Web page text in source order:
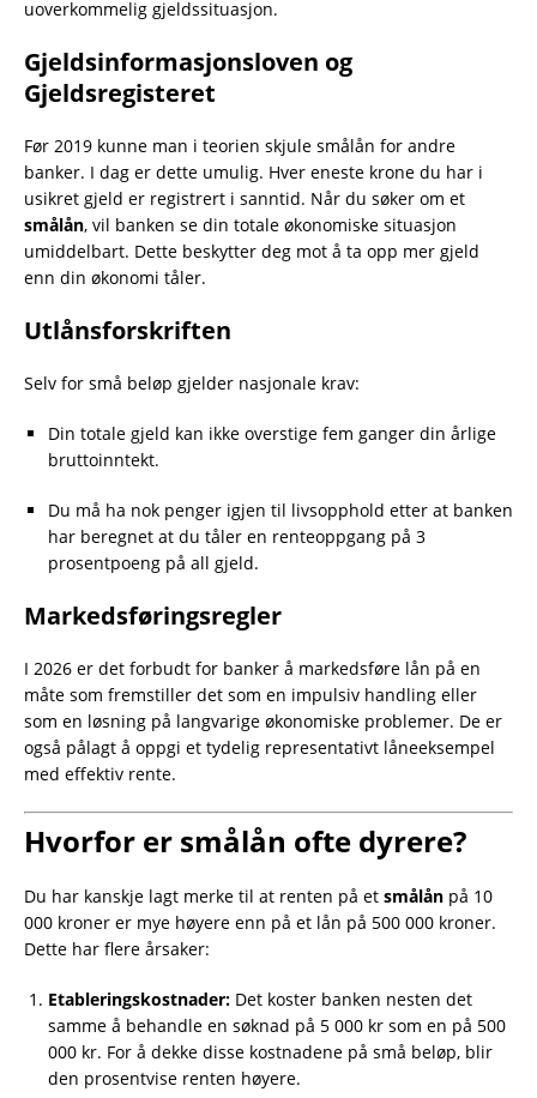
uoverkommelig gjeldssituasjon.
Gjeldsinformasjonsloven og
Gjeldsregisteret
Før 2019 kunne man i teorien skjule smålån for andre
banker. I dag er dette umulig. Hver eneste krone du har i
usikret gjeld er registrert i sanntid. Når du søker om et
smålån, vil banken se din totale økonomiske situasjon
umiddelbart. Dette beskytter deg mot å ta opp mer gjeld
enn din økonomi tåler.
Utlånsforskriften
Selv for små beløp gjelder nasjonale krav:
Din totale gjeld kan ikke overstige fem ganger din årlige
bruttoinntekt.
Du må ha nok penger igjen til livsopphold etter at banken
har beregnet at du tåler en renteoppgang på 3
prosentpoeng på all gjeld.
Markedsføringsregler
I 2026 er det forbudt for banker å markedsføre lån på en
måte som fremstiller det som en impulsiv handling eller
som en løsning på langvarige økonomiske problemer. De er
også pålagt å oppgi et tydelig representativt låneeksempel
med effektiv rente.
Hvorfor er smålån ofte dyrere?
Du har kanskje lagt merke til at renten på et smålån på 10
000 kroner er mye høyere enn på et lån på 500 000 kroner.
Dette har flere årsaker:
Etableringskostnader: Det koster banken nesten det
samme å behandle en søknad på 5 000 kr som en på 500
000 kr. For å dekke disse kostnadene på små beløp, blir
den prosentvise renten høyere.